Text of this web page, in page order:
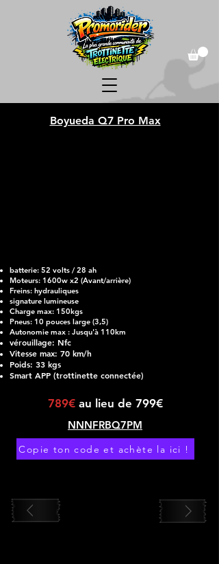
Boyueda Q7 Pro Max
batterie: 52 volts / 28 ah
Moteurs: 1600w x2 (Avant/arrière)
Freins: hydrauliques
signature lumineuse
Charge max: 150kgs
Pneus: 10 pouces large (3,5)
Autonomie max : Jusqu'à 110km
vérouillage: Nfc
Vitesse max: 70 km/h
Poids: 33 kgs
Smart APP (trottinette connectée)
789€ au lieu de 799€
NNNFRBQ7PM
Copie ton code et achète la ici !